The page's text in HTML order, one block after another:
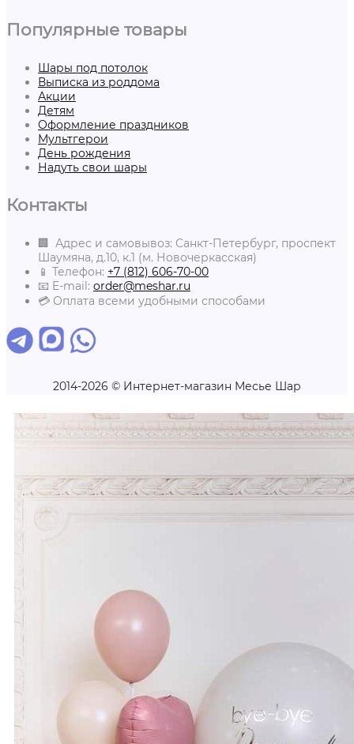
Популярные товары
Шары под потолок
Выписка из роддома
Акции
Детям
Оформление праздников
Мультгерои
День рождения
Надуть свои шары
Контакты
🏢 Адрес и самовывоз: Санкт-Петербург, проспект
Шаумяна, д.10, к.1 (м. Новочеркасская)
📱 Телефон: +7 (812) 606-70-00
📧 E-mail: order@meshar.ru
💳 Оплата всеми удобными способами
2014-2026 © Интернет-магазин Месье Шар